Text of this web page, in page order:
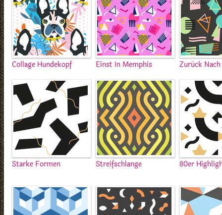
Collage Hundekopf Einst In Memphis Zurück
Starke Formen Streifschlange 80er